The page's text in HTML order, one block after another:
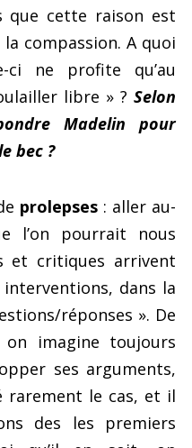
que cette raison est
compassion. A quoi
ne profite qu’au
libre » ? Selon
Madelin pour
bec ?
prolepses: aller au-
l’on pourrait nous
et critiques arrivent
dans la
réponses ». De
imagine toujours
ses arguments,
rarement le cas, et il
des les premiers